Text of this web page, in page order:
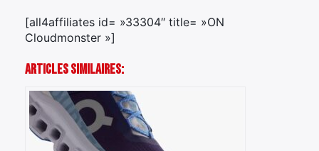
[all4affiliates id= »33304″ title= »ON
Cloudmonster »]
Articles Similaires: